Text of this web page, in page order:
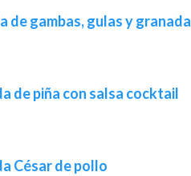
de gambas, gulas y granada
de piña con salsa cocktail
César de pollo